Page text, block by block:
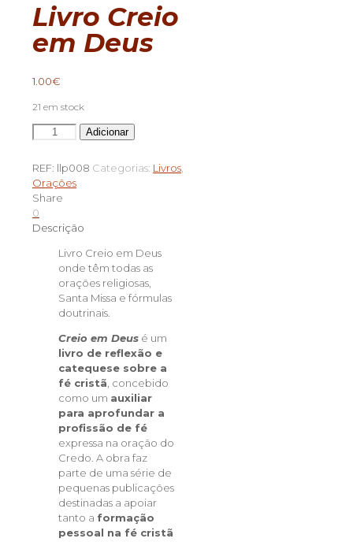
Livro Creio
em Deus
1.00€
21 em stock
Quantidade
de
Creio
em
Deus
Adicionar
REF: llp008 Categorias: Livros
Orações
Share
0
Descrição
Livro Creio em Deus
onde têm todas as
orações religiosas,
Santa Missa e fórmulas
doutrinais.
Creio em Deus é um
livro de reflexão e
catequese sobre a
fé cristã , concebido
como um auxiliar
para aprofundar a
profissão de fé
expressa na oração do
Credo. A obra faz
parte de uma série de
pequenas publicações
destinadas a apoiar
tanto a formação
pessoal na fé cristã